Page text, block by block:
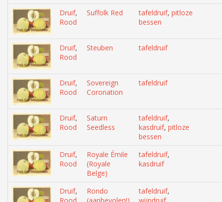
Druif,
Rood
Suffolk Red tafeldruif, pitloze
bessen
Druif,
Rood
Steuben tafeldruif
Druif,
Rood
Sovereign
Coronation
tafeldruif
Druif,
Rood
Saturn
Seedless
tafeldruif,
kasdruif, pitloze
bessen
Druif,
Rood
Royale Émile
(Royale
Belge)
tafeldruif,
kasdruif
Druif,
Rondo
tafeldruif,